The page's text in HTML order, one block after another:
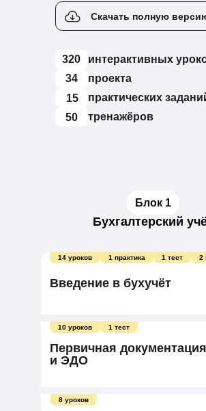
Скачать полную
320
интерактивных
34
проекта
15
практических
50
тренажёров
Блок 1
Бухгалтерский
Введение в бухучёт
14 уроков 1 практика 1 тест 2
Как работать с
счетами и субсчетами
баланс
Первичная документация
и ЭДО
10 уроков 1 тест
8 уроков